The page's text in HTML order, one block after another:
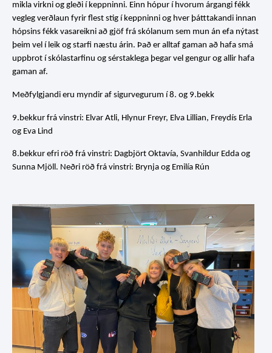
mikla virkni og gleði í keppninni. Einn hópur í hvorum árgangi fékk
vegleg verðlaun fyrir flest stig í keppninni og hver þátttakandi innan
hópsins fékk vasareikni að gjöf frá skólanum sem mun án efa nýtast
þeim vel í leik og starfi næstu árin. Það er alltaf gaman að hafa smá
uppbrot í skólastarfinu og sérstaklega þegar vel gengur og allir hafa
gaman af.
Meðfylgjandi eru myndir af sigurvegurum í 8. og 9.bekk
9.bekkur frá vinstri: Elvar Atli, Hlynur Freyr, Elva Lillian, Freydís Erla
og Eva Lind
8.bekkur efri röð frá vinstri: Dagbjört Oktavía, Svanhildur Edda og
Sunna Mjöll. Neðri röð frá vinstri: Brynja og Emilía Rún